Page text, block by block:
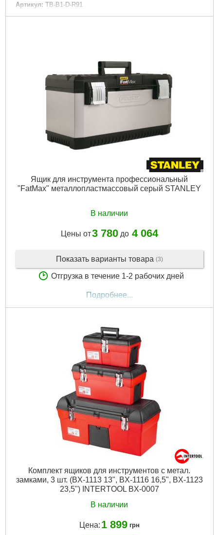
Артикул: TB-B1-D-R91
Код товара: 30.96.20
Ящик для инструмента профессиональный
"FatMax" металлопластмассовый серый STANLEY
В наличии
Цены от3 780до 4 064
Показать варианты товара (3)
Отгрузка в течение 1-2 рабочих дней
Подробнее...
Комплект ящиков для инструментов с метал.
замками, 3 шт. (BX-1113 13", BX-1116 16,5", BX-1123
23,5") INTERTOOL BX-0007
В наличии
Цена: 1 899 грн